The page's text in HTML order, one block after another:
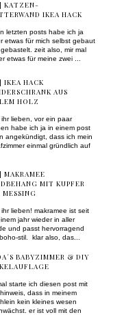
KATZEN-
IKEA HACK
letzten posts habe ich ja
etwas für mich selbst gebaut
zeit also, mir mal
etwas für meine zwei ...
IKEA HACK
AUS
HOLZ
ihr lieben, vor ein paar
habe ich ja in einem post
angekündigt, dass ich mein
einmal gründlich auf
MAKRAMEE
MIT KUPFER
MESSING
lieben! makramee ist seit
jahr wieder in aller
und passt hervorragend
stil. klar also, das...
BABYZIMMER & DIY
starte ich diesen post mit
dass in meinem
kein kleines wesen
er ist voll mit den